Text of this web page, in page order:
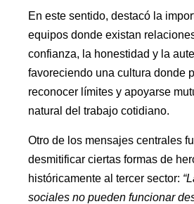
En este sentido, destacó la
equipos donde existan
confianza, la honestidad y la
favoreciendo una cultura donde
reconocer límites y apoyarse
natural del trabajo cotidiano.
Otro de los mensajes centrales
desmitificar ciertas formas de
históricamente al tercer sector:
sociales no pueden funcionar